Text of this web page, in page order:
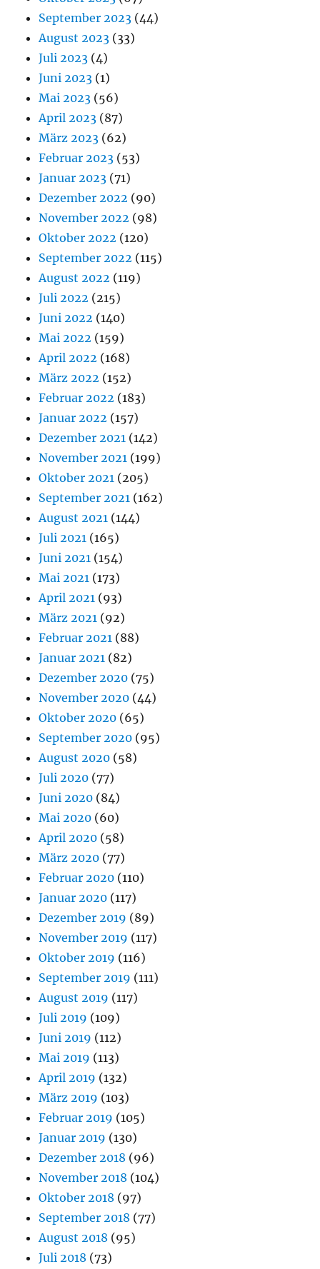
September 2023 (44)
August 2023 (33)
Juli 2023 (4)
Juni 2023 (1)
Mai 2023 (56)
April 2023 (87)
März 2023 (62)
Februar 2023 (53)
Januar 2023 (71)
Dezember 2022 (90)
November 2022 (98)
Oktober 2022 (120)
September 2022 (115)
August 2022 (119)
Juli 2022 (215)
Juni 2022 (140)
Mai 2022 (159)
April 2022 (168)
März 2022 (152)
Februar 2022 (183)
Januar 2022 (157)
Dezember 2021 (142)
November 2021 (199)
Oktober 2021 (205)
September 2021 (162)
August 2021 (144)
Juli 2021 (165)
Juni 2021 (154)
Mai 2021 (173)
April 2021 (93)
März 2021 (92)
Februar 2021 (88)
Januar 2021 (82)
Dezember 2020 (75)
November 2020 (44)
Oktober 2020 (65)
September 2020 (95)
August 2020 (58)
Juli 2020 (77)
Juni 2020 (84)
Mai 2020 (60)
April 2020 (58)
März 2020 (77)
Februar 2020 (110)
Januar 2020 (117)
Dezember 2019 (89)
November 2019 (117)
Oktober 2019 (116)
September 2019 (111)
August 2019 (117)
Juli 2019 (109)
Juni 2019 (112)
Mai 2019 (113)
April 2019 (132)
März 2019 (103)
Februar 2019 (105)
Januar 2019 (130)
Dezember 2018 (96)
November 2018 (104)
Oktober 2018 (97)
September 2018 (77)
August 2018 (95)
Juli 2018 (73)